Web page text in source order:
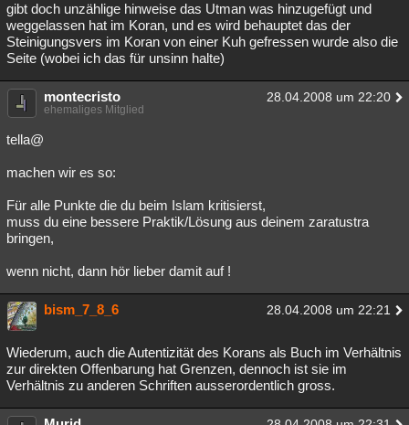
gibt doch unzählige hinweise das Utman was hinzugefügt und
weggelassen hat im Koran, und es wird behauptet das der
Steinigungsvers im Koran von einer Kuh gefressen wurde also die
Seite (wobei ich das für unsinn halte)
montecristo 28.04.2008 um 22:20
ehemaliges Mitglied
tella@
machen wir es so:
Für alle Punkte die du beim Islam kritisierst,
muss du eine bessere Praktik/Lösung aus deinem zaratustra
bringen,
wenn nicht, dann hör lieber damit auf !
bism_7_8_6 28.04.2008 um 22:21
Wiederum, auch die Autentizität des Korans als Buch im Verhältnis
zur direkten Offenbarung hat Grenzen, dennoch ist sie im
Verhältnis zu anderen Schriften ausserordentlich gross.